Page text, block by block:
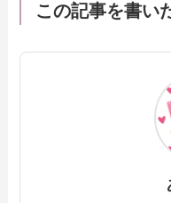
この記事を書い